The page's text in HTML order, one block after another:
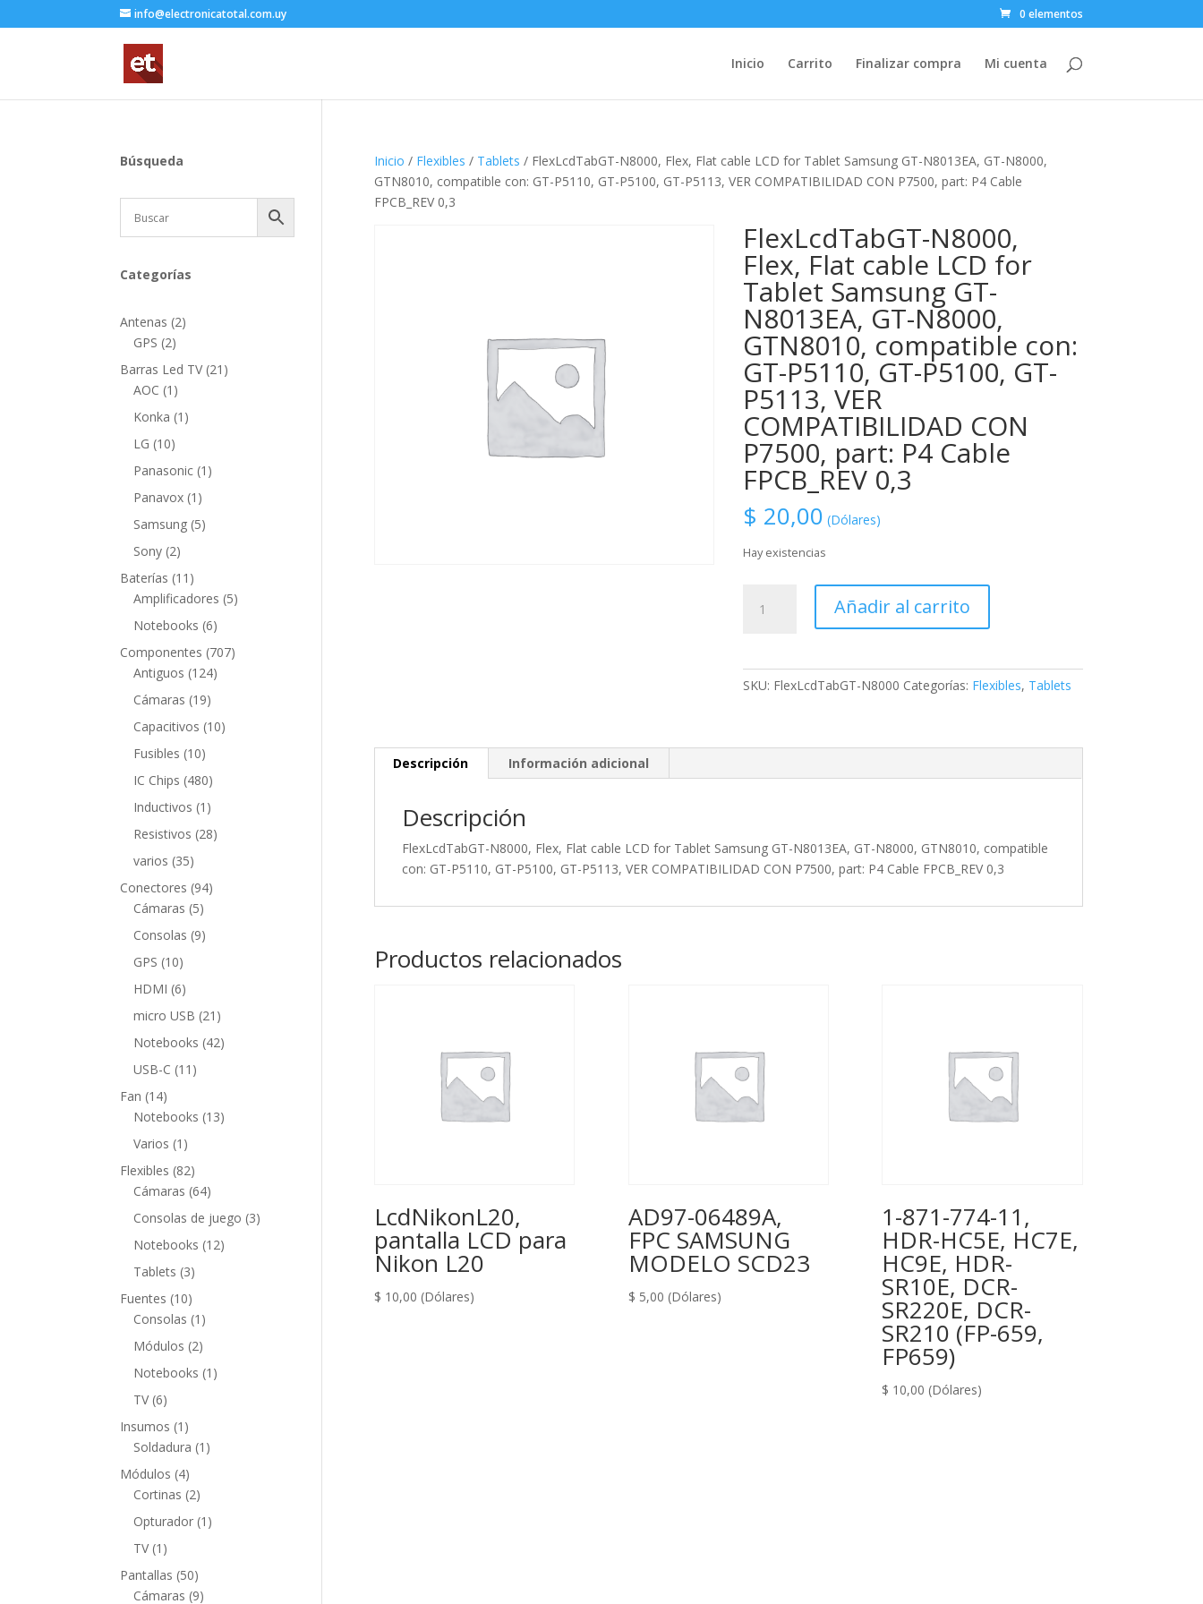
info@electronicatotal.com.uy 0 elementos
Inicio Carrito Finalizar compra Mi cuenta
Inicio / Flexibles / Tablets / FlexLcdTabGT-N8000, Flex, Flat cable LCD for Tablet Samsung GT-N8013EA, GT-N8000,
GTN8010, compatible con: GT-P5110, GT-P5100, GT-P5113, VER COMPATIBILIDAD CON P7500, part: P4 Cable
FPCB_REV 0,3
FlexLcdTabGT-N8000,
Flex, Flat cable LCD for
Tablet Samsung GT-
N8013EA, GT-N8000,
GTN8010, compatible con:
GT-P5110, GT-P5100, GT-
P5113, VER
COMPATIBILIDAD CON
P7500, part: P4 Cable
FPCB_REV 0,3
$ 20,00 (Dólares)
Hay existencias
N8000,
GT-
N8000,
GTN8010,
con:
COMPATIBILIDAD
CON
P7500,
0,3
cantidad
Añadir al carrito
SKU: FlexLcdTabGT-N8000 Categorías: Flexibles, Tablets
Descripción Información adicional
Descripción
FlexLcdTabGT-N8000, Flex, Flat cable LCD for Tablet Samsung GT-N8013EA, GT-N8000, GTN8010, compatible
con: GT-P5110, GT-P5100, GT-P5113, VER COMPATIBILIDAD CON P7500, part: P4 Cable FPCB_REV 0,3
Productos relacionados
LcdNikonL20,
pantalla LCD para
Nikon L20
$ 10,00 (Dólares)
AD97-06489A,
FPC SAMSUNG
MODELO SCD23
$ 5,00 (Dólares)
1-871-774-11,
HDR-HC5E, HC7E,
HC9E, HDR-
SR10E, DCR-
SR220E, DCR-
SR210 (FP-659,
FP659)
$ 10,00 (Dólares)
Búsqueda
Categorías
Antenas 22
GPS 22
productos
Barras Led TV 21 21
AOC 1 1
producto
Konka 1 1
LG 1010
productos
Panasonic 1 1
Panavox 1 1
producto
Samsung 55
Sony 22
productos
Baterías 11 11
productos
Amplificadores 55
Notebooks 66
productos
Componentes 707707
Antiguos 124124
Cámaras 1919
productos
Capacitivos 1010
Fusibles 1010
productos
IC Chips 480480
productos
Inductivos 1 1
producto
Resistivos 2828
varios 3535
productos
Conectores 9494
Cámaras 55
productos
Consolas 99
GPS 1010
productos
HDMI 66
productos
micro USB 21 21
productos
Notebooks 4242
USB-C 11 11
Fan 1414
productos
Notebooks 1313
Varios 1 1
producto
Flexibles 8282
productos
Cámaras 6464
productos
Consolas de juego 33
Notebooks 1212
Tablets 33
productos
Fuentes 1010
productos
Consolas 1 1
producto
Módulos 22
productos
Notebooks 1 1
TV 66
productos
Insumos 1 1
producto
Soldadura 1 1
Módulos 44
productos
Cortinas 22
productos
Opturador 1 1
TV 1 1
producto
Pantallas 5050
productos
Cámaras 99